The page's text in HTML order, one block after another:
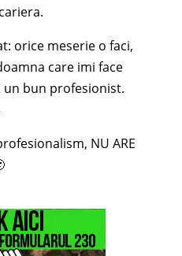
orice meserie o faci,
care imi face
un bun profesionist.
NU ARE